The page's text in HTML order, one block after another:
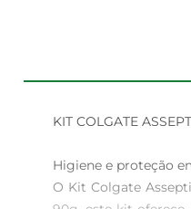
KIT COLGATE
Higiene e proteção
O Kit Colgate